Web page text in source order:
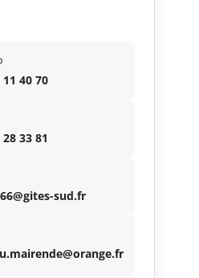
40 70
33 81
sud.fr